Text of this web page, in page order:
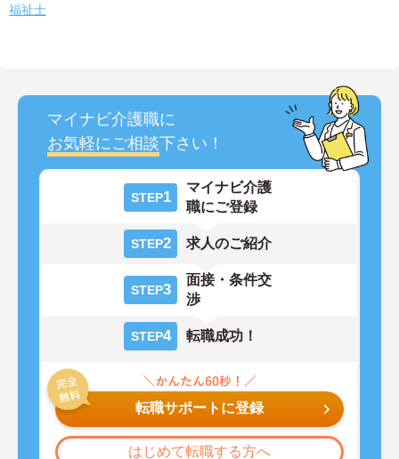
福祉士
マイナビ介護職に
お気軽にご相談下さい！
STEP1
マイナビ介護
職にご登録
STEP2 求人のご紹介
STEP3
面接・条件交
渉
STEP4 転職成功！
転職サポートに登録
はじめて転職する方へ